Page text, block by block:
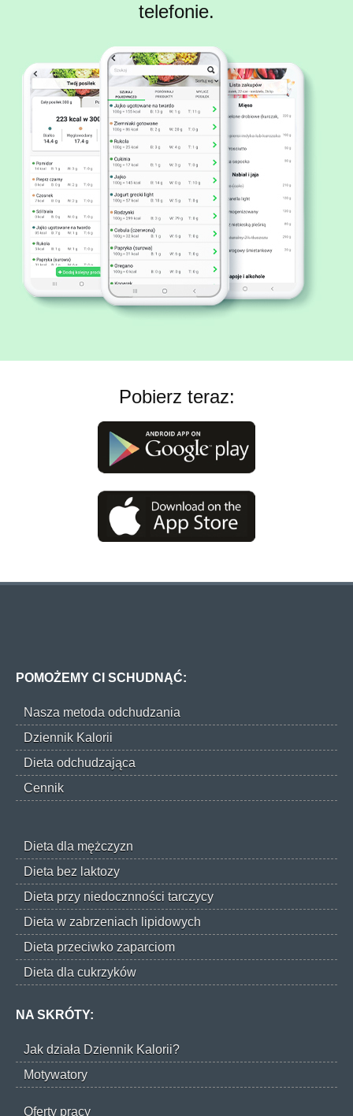
telefonie.
Pobierz teraz:
POMOŻEMY CI SCHUDNĄĆ:
Nasza metoda odchudzania
Dziennik Kalorii
Dieta odchudzająca
Cennik
Dieta dla mężczyzn
Dieta bez laktozy
Dieta przy niedocznności tarczycy
Dieta w zabrzeniach lipidowych
Dieta przeciwko zaparciom
Dieta dla cukrzyków
NA SKRÓTY:
Jak działa Dziennik Kalorii?
Motywatory
Oferty pracy